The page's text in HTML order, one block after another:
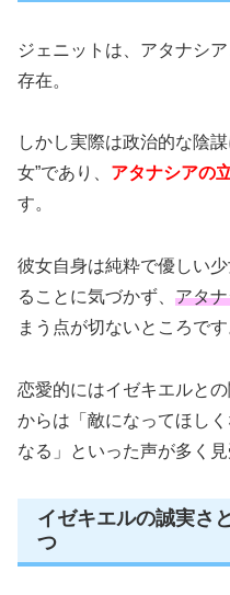
ジェニットは、アタナシ
存在。
しかし実際は政治的な陰
女”であり、 アタナシアの
す。
彼女自身は純粋で優しい
ることに気づかず、 アタ
まう点が切ないところです
恋愛的にはイゼキエルと
からは「敵になってほし
なる」といった声が多く見
イゼキエルの誠実さ
つ